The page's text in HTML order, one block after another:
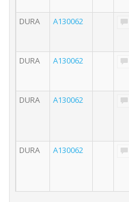
DURA A130062
DURA A130062
DURA A130062
DURA A130062